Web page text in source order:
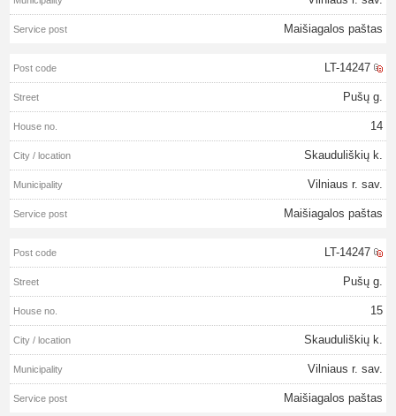
Maišiagalos paštas
LT-14247
Pušų g.
14
Skauduliškių k.
Vilniaus r. sav.
Maišiagalos paštas
LT-14247
Pušų g.
15
Skauduliškių k.
Vilniaus r. sav.
Maišiagalos paštas